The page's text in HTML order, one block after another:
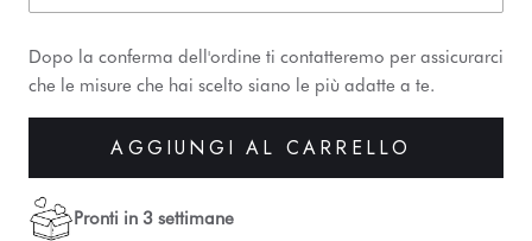
Dopo la conferma dell'ordine ti contatteremo per assicurarci
che le misure che hai scelto siano le più adatte a te.
AGGIUNGI AL CARRELLO
Pronti in 3 settimane